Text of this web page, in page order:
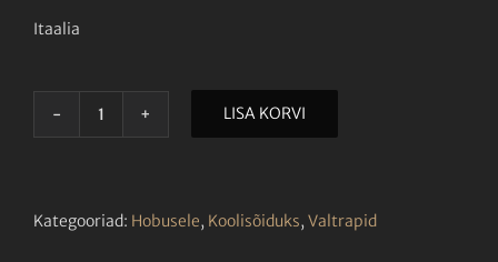
Itaalia
EQUILINE
VALGE
LISA KORVI
Kategooriad: Hobusele, Koolisõiduks, Valtrapid